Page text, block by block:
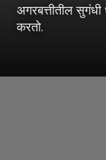
अगरबत्तीतील
करतो.